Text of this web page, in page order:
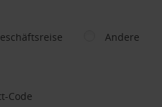
Andere
Code